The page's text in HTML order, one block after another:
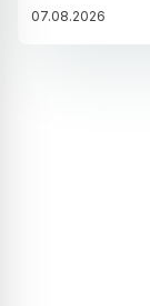
07.08.2026